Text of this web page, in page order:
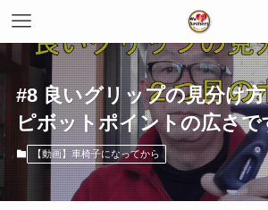
#8 良いグリップの見分け
ピボットポイントの広さで
【動画】車椅子になってから